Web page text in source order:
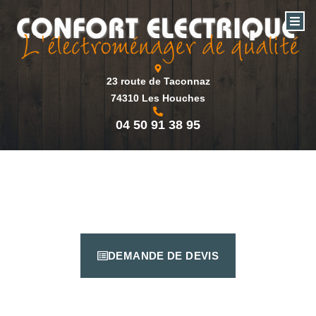
23 route de Taconnaz
74310 Les Houches
04 50 91 38 95
DEMANDE DE DEVIS